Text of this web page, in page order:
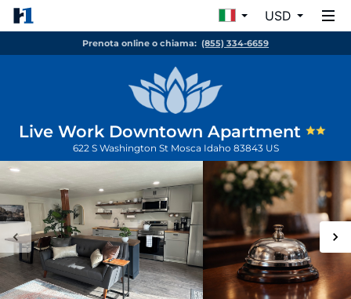
USD
Prenota online o chiama: (855) 334-6659
Live Work Downtown Apartment
622 S Washington St Mosca Idaho 83843 US